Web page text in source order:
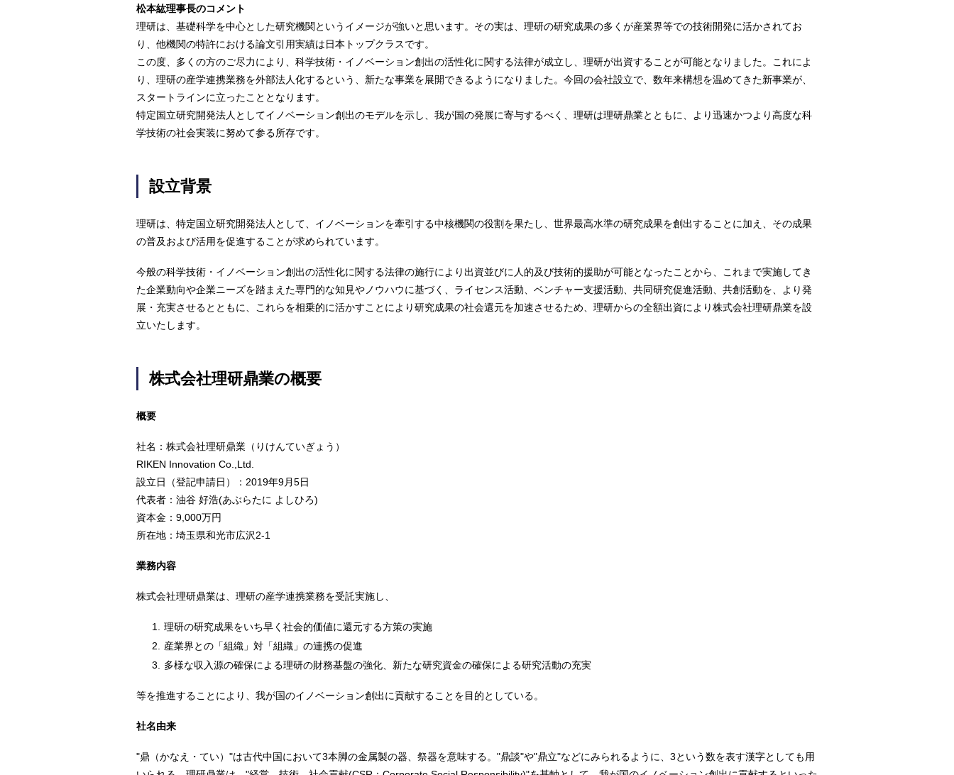
松本紘理事長のコメント
理研は、基礎科学を中心とした研究機関というイメージが強いと思います。その実は、理研の研究成果の多くが産業界等での技術開発に活かされてお
り、他機関の特許における論文引用実績は日本トップクラスです。
この度、多くの方のご尽力により、科学技術・イノベーション創出の活性化に関する法律が成立し、理研が出資することが可能となりました。これによ
り、理研の産学連携業務を外部法人化するという、新たな事業を展開できるようになりました。今回の会社設立で、数年来構想を温めてきた新事業が、
スタートラインに立ったこととなります。
特定国立研究開発法人としてイノベーション創出のモデルを示し、我が国の発展に寄与するべく、理研は理研鼎業とともに、より迅速かつより高度な科
学技術の社会実装に努めて参る所存です。
設立背景
理研は、特定国立研究開発法人として、イノベーションを牽引する中核機関の役割を果たし、世界最高水準の研究成果を創出することに加え、その成果
の普及および活用を促進することが求められています。
今般の科学技術・イノベーション創出の活性化に関する法律の施行により出資並びに人的及び技術的援助が可能となったことから、これまで実施してき
た企業動向や企業ニーズを踏まえた専門的な知見やノウハウに基づく、ライセンス活動、ベンチャー支援活動、共同研究促進活動、共創活動を、より発
展・充実させるとともに、これらを相乗的に活かすことにより研究成果の社会還元を加速させるため、理研からの全額出資により株式会社理研鼎業を設
立いたします。
株式会社理研鼎業の概要
概要
社名：株式会社理研鼎業（りけんていぎょう）
RIKEN Innovation Co.,Ltd.
設立日（登記申請日）：2019年9月5日
代表者：油谷 好浩(あぶらたに よしひろ)
資本金：9,000万円
所在地：埼玉県和光市広沢2-1
業務内容
株式会社理研鼎業は、理研の産学連携業務を受託実施し、
1.
理研の研究成果をいち早く社会的価値に還元する方策の実施
2.
産業界との「組織」対「組織」の連携の促進
3.
多様な収入源の確保による理研の財務基盤の強化、新たな研究資金の確保による研究活動の充実
等を推進することにより、我が国のイノベーション創出に貢献することを目的としている。
社名由来
"鼎（かなえ・てい）"は古代中国において3本脚の金属製の器、祭器を意味する。"鼎談"や"鼎立"などにみられるように、3という数を表す漢字としても用